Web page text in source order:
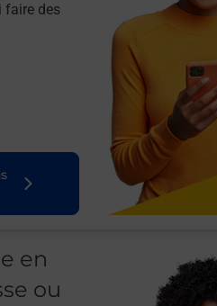
faire des
en
ou